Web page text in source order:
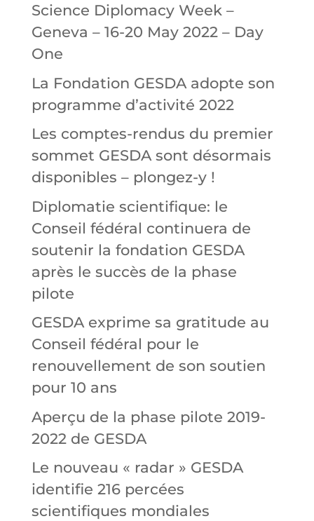
Science Diplomacy Week –
Geneva – 16-20 May 2022 – Day
One
La Fondation GESDA adopte son
programme d’activité 2022
Les comptes-rendus du premier
sommet GESDA sont désormais
disponibles – plongez-y !
Diplomatie scientifique: le
Conseil fédéral continuera de
soutenir la fondation GESDA
après le succès de la phase
pilote
GESDA exprime sa gratitude au
Conseil fédéral pour le
renouvellement de son soutien
pour 10 ans
Aperçu de la phase pilote 2019-
2022 de GESDA
Le nouveau « radar » GESDA
identifie 216 percées
scientifiques mondiales